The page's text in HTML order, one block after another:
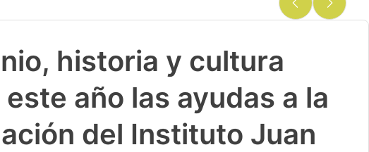
historia y cultura
año las ayudas a la
del Instituto Juan